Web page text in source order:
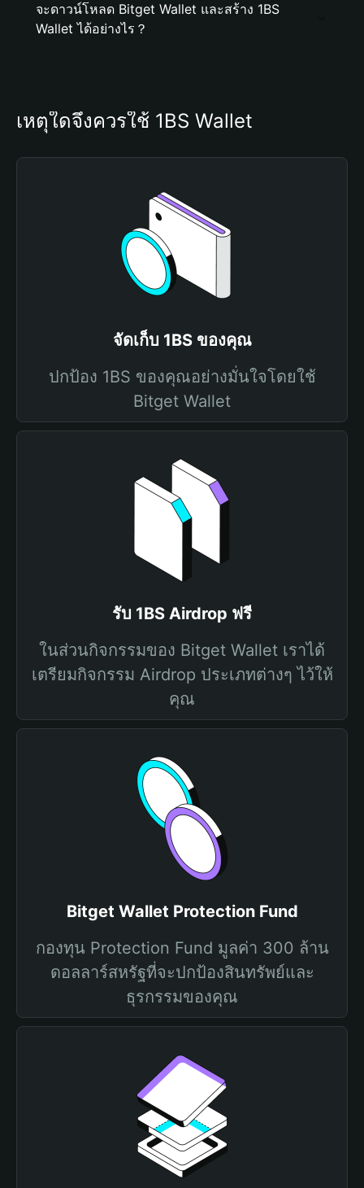
จะดาวน์โหลด Bitget Wallet และสร้าง 1BS
Wallet ได้อย่างไร？
เหตุใดจึงควรใช้ 1BS Wallet
จัดเก็บ 1BS ของคุณ
ปกป้อง 1BS ของคุณอย่างมั่นใจโดยใช้
Bitget Wallet
รับ 1BS Airdrop ฟรี
ในส่วนกิจกรรมของ Bitget Wallet เราได้
เตรียมกิจกรรม Airdrop ประเภทต่างๆ ไว้ให้
คุณ
Bitget Wallet Protection Fund
กองทุน Protection Fund มูลค่า 300 ล้าน
ดอลลาร์สหรัฐที่จะปกป้องสินทรัพย์และ
ธุรกรรมของคุณ